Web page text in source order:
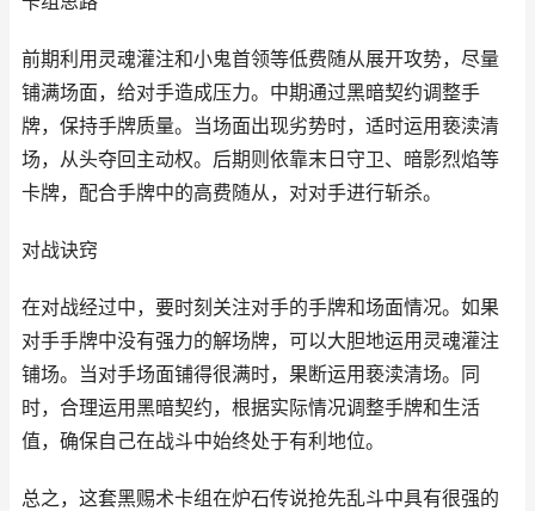
前期利用灵魂灌注和小鬼首领等低费随从展开攻势，尽量
铺满场面，给对手造成压力。中期通过黑暗契约调整手
牌，保持手牌质量。当场面出现劣势时，适时运用亵渎清
场，从头夺回主动权。后期则依靠末日守卫、暗影烈焰等
卡牌，配合手牌中的高费随从，对对手进行斩杀。
对战诀窍
在对战经过中，要时刻关注对手的手牌和场面情况。如果
对手手牌中没有强力的解场牌，可以大胆地运用灵魂灌注
铺场。当对手场面铺得很满时，果断运用亵渎清场。同
时，合理运用黑暗契约，根据实际情况调整手牌和生活
值，确保自己在战斗中始终处于有利地位。
总之，这套黑赐术卡组在炉石传说抢先乱斗中具有很强的